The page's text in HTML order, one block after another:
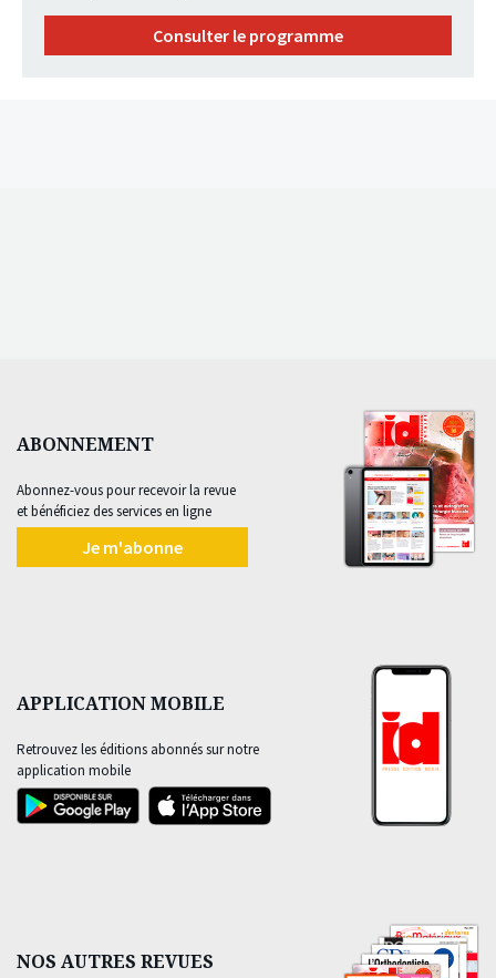
Consulter le programme
ABONNEMENT
Abonnez-vous pour recevoir la revue
et bénéficiez des services en ligne
Je m'abonne
APPLICATION MOBILE
Retrouvez les éditions abonnés sur notre
application mobile
NOS AUTRES REVUES